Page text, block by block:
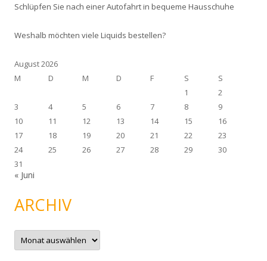
Schlüpfen Sie nach einer Autofahrt in bequeme Hausschuhe
Weshalb möchten viele Liquids bestellen?
August 2026
M
D M D F S
S
1
2
3
4 5 6 7 8
9
10
11 12 13 14 15
16
17
18 19 20 21 22
23
24
25 26 27 28 29
30
31
« Juni
ARCHIV
A
c